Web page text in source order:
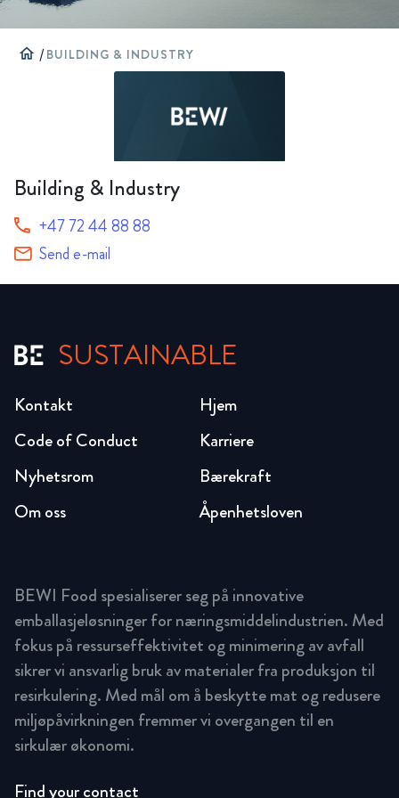
home /BUILDING & INDUSTRY
Building & Industry
+47 72 44 88 88
Send e-mail
SUSTAINABLE
Hjem
Karriere
Bærekraft
Åpenhetsloven
Code of Conduct
Nyhetsrom
Om oss
Kontakt
BEWI Food spesialiserer seg på innovative
emballasjeløsninger for næringsmiddelindustrien. Med
fokus på ressurseffektivitet og minimering av avfall
sikrer vi ansvarlig bruk av materialer fra produksjon til
resirkulering. Med mål om å beskytte mat og redusere
miljøpåvirkningen fremmer vi overgangen til en
sirkulær økonomi.
Find your contact